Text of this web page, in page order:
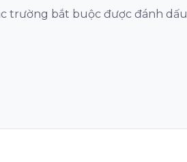
trường bắt buộc được đánh dấu